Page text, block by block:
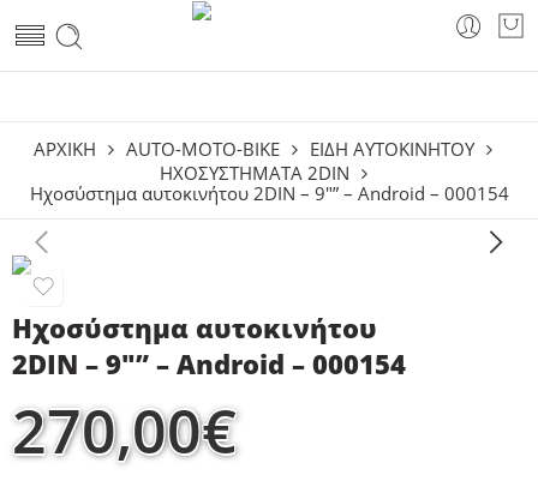
ΑΡΧΙΚΗ AUTO-MOTO-BIKE
ΕΊΔΗ ΑΥΤΟΚΙΝΉΤΟΥ
ΗΧΟΣΥΣΤΉΜΑΤΑ 2DIN
Ηχοσύστημα αυτοκινήτου 2DIN – 9″” – Android – 000154
Ηχοσύστημα αυτοκινήτου
2DIN – 9″” – Android – 000154
270,00€